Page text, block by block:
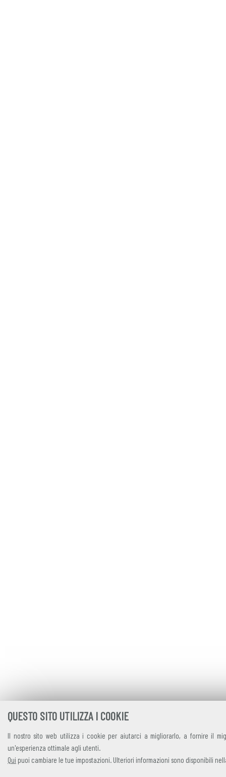
QUESTO SITO UTILIZZA I COOKIE
Il nostro sito web utilizza i cookie per aiutarci a migliorarlo, a fornire il
un'esperienza ottimale agli utenti.
Qui puoi cambiare le tue impostazioni. Ulteriori informazioni sono disponibili